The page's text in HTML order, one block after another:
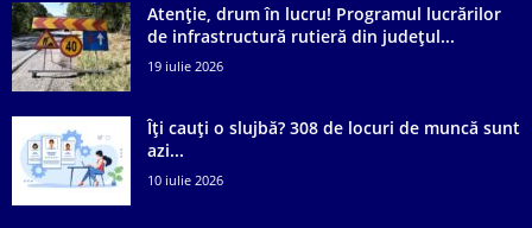
Atenție, drum în lucru! Programul lucrărilor
de infrastructură rutieră din județul...
19 iulie 2026
Îți cauți o slujbă? 308 de locuri de muncă sunt
azi...
10 iulie 2026